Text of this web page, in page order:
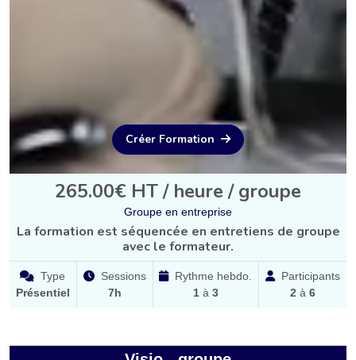
Créer Formation
265.00€ HT / heure / groupe
Groupe en entreprise
La formation est séquencée en entretiens de groupe
avec le formateur.
Type
Présentiel
Sessions
7h
Rythme hebdo.
1à 3
Participants
2 à6